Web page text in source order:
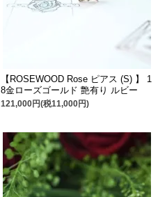
【ROSEWOOD Rose ピアス (S) 】 1
8金ローズゴールド 艶有り ルビー
121,000円(税11,000円)